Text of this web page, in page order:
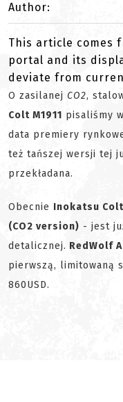
Author:
This article comes
portal and its
deviate from
O zasilanej CO2,
Colt M1911 pisaliśmy
data premiery
też tańszej wersji tej
przekładana.
Obecnie Inokatsu
(CO2 version) - jest
detalicznej. RedWolf
pierwszą, limitowaną
860USD.